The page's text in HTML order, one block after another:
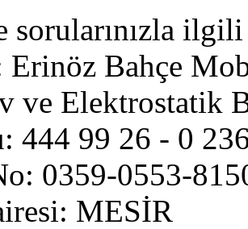
sorularınızla
Erinöz Bahçe
ve Elektrostatik
444 99 26 - 0
0359-0553-
MESİR